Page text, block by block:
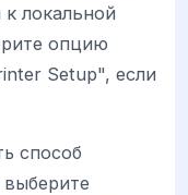
локальной
опцию
Setup", если
способ